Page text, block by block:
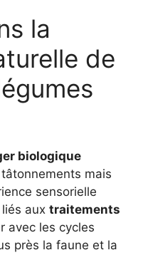
la
de
biologique
mais
sensorielle
aux traitements
avec les cycles
près la faune et la